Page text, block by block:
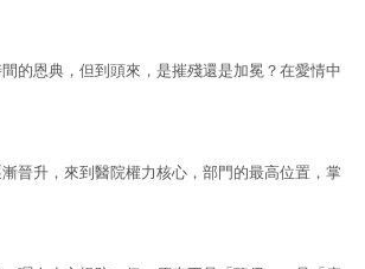
的恩典，但到頭來，是摧殘還是加冕？在愛情中
晉升，來到醫院權力核心，部門的最高位置，掌